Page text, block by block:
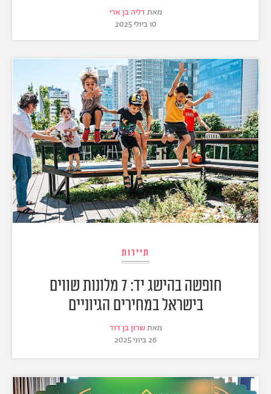
מאת דליה בן ארי
10 ביולי 2025
תיירות
חופשה בהישג יד: 7 מלונות שווים
בישראל במחירים הגיוניים
מאתשרון בן דוד
26 ביוני 2025